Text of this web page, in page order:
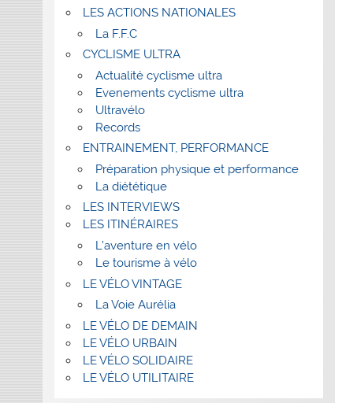
LES ACTIONS NATIONALES
La F.F.C
CYCLISME ULTRA
Actualité cyclisme ultra
Evenements cyclisme ultra
Ultravélo
Records
ENTRAINEMENT, PERFORMANCE
Préparation physique et performance
La diététique
LES INTERVIEWS
LES ITINÉRAIRES
L’aventure en vélo
Le tourisme à vélo
LE VÉLO VINTAGE
La Voie Aurélia
LE VÉLO DE DEMAIN
LE VÉLO URBAIN
LE VÉLO SOLIDAIRE
LE VÉLO UTILITAIRE